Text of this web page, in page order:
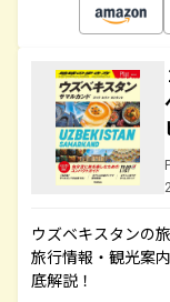
ウズベキスタンの
旅行情報・観光案
底解説！